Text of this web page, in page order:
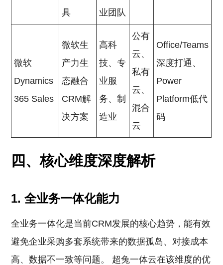
具
业团队
微软
Dynamics
365 Sales
微软生
产力生
态融合
CRM解
决方案
高科
技、专
业服
务、制
造业
公有
云、
私有
云、
混合
云
Office/Teams
深度打通、
Power
Platform低代
码
四、核心维度深度解析
1. 全业务一体化能力
全业务一体化是当前CRM发展的核心趋势，能有效
避免企业采购多套系统带来的数据孤岛、对接成本
高、数据不一致等问题。 超兔一体云在该维度的优